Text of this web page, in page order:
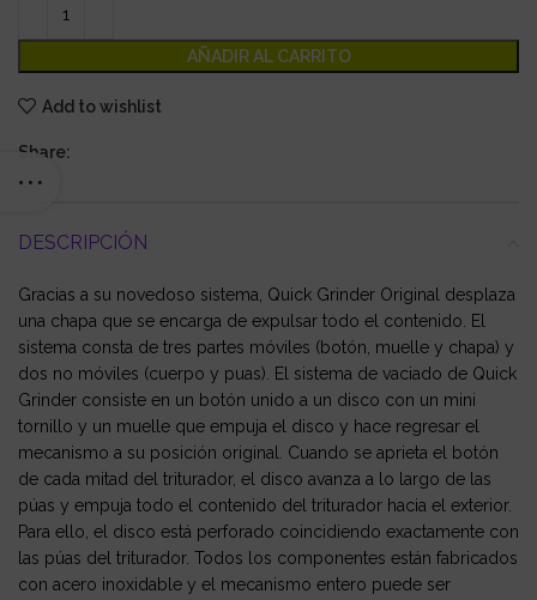
AÑADIR AL CARRITO
Add to wishlist
Share:
DESCRIPCIÓN
Gracias a su novedoso sistema, Quick Grinder Original desplaza
una chapa que se encarga de expulsar todo el contenido. El
sistema consta de tres partes móviles (botón, muelle y chapa) y
dos no móviles (cuerpo y puas). El sistema de vaciado de Quick
Grinder consiste en un botón unido a un disco con un mini
tornillo y un muelle que empuja el disco y hace regresar el
mecanismo a su posición original. Cuando se aprieta el botón
de cada mitad del triturador, el disco avanza a lo largo de las
púas y empuja todo el contenido del triturador hacia el exterior.
Para ello, el disco está perforado coincidiendo exactamente con
las púas del triturador. Todos los componentes están fabricados
con acero inoxidable y el mecanismo entero puede ser